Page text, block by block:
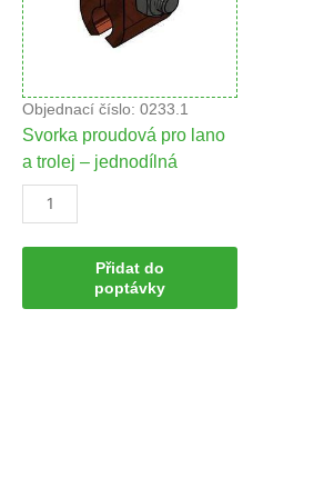
Objednací číslo: 0233.1
Svorka proudová pro lano
a trolej – jednodílná
-
jednodílná
množství
Přidat do
poptávky